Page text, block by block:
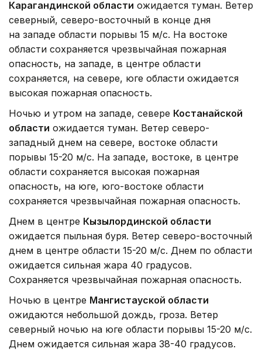
Карагандинской области ожидается туман. Ветер
северный, северо-восточный в конце дня
на западе области порывы 15 м/с. На востоке
области сохраняется чрезвычайная пожарная
опасность, на западе, в центре области
сохраняется, на севере, юге области ожидается
высокая пожарная опасность.
Ночью и утром на западе, севере Костанайской
области ожидается туман. Ветер северо-
западный днем на севере, востоке области
порывы 15-20 м/с. На западе, востоке, в центре
области сохраняется высокая пожарная
опасность, на юге, юго-востоке области
сохраняется чрезвычайная пожарная опасность.
Днем в центре Кызылординской области
ожидается пыльная буря. Ветер северо-восточный
днем в центре области 15-20 м/с. Днем по области
ожидается сильная жара 40 градусов.
Сохраняется чрезвычайная пожарная опасность.
Ночью в центре Мангистауской области
ожидаются небольшой дождь, гроза. Ветер
северный ночью на юге области порывы 15-20 м/с.
Днем ожидается сильная жара 38-40 градусов.